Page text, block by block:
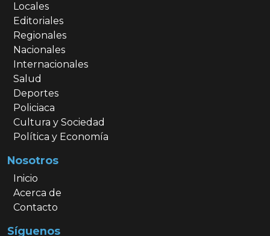
Locales
Editoriales
Regionales
Nacionales
Internacionales
Salud
Deportes
Policiaca
Cultura y Sociedad
Política y Economía
Nosotros
Inicio
Acerca de
Contacto
Síguenos